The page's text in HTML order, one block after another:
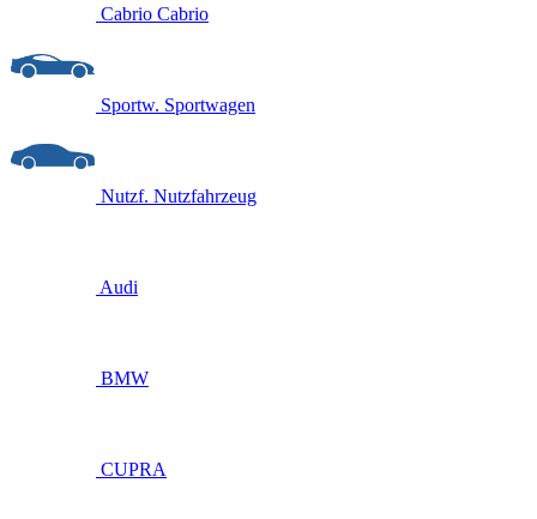
Cabrio Cabrio
Sportw. Sportwagen
Nutzf. Nutzfahrzeug
Audi
BMW
CUPRA